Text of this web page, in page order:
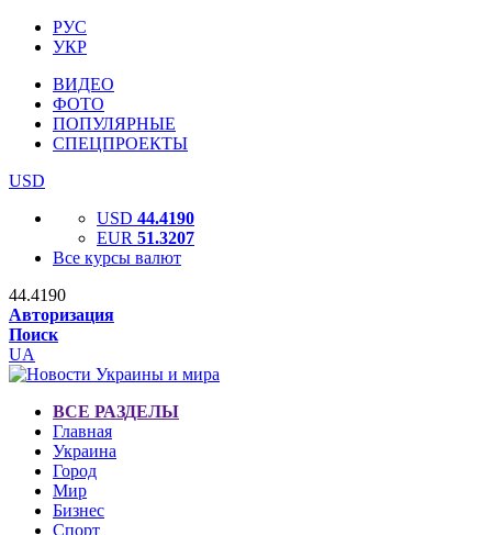
РУС
УКР
ВИДЕО
ФОТО
ПОПУЛЯРНЫЕ
СПЕЦПРОЕКТЫ
USD
USD 44.4190
EUR 51.3207
Все курсы валют
44.4190
Авторизация
Поиск
UA
ВСЕ РАЗДЕЛЫ
Главная
Украина
Город
Мир
Бизнес
Спорт